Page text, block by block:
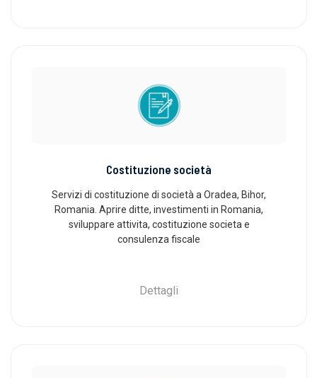
Costituzione società
Servizi di costituzione di società a Oradea, Bihor,
Romania. Aprire ditte, investimenti in Romania,
sviluppare attivita, costituzione societa e
consulenza fiscale
Dettagli